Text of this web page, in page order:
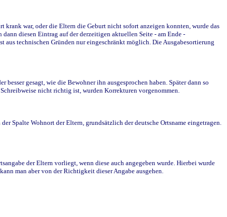
war, oder die Eltern die Geburt nicht sofort anzeigen konnten, wurde das
diesen Eintrag auf der derzeitigen aktuellen Seite - am Ende -
technischen Gründen nur eingeschränkt möglich. Die Ausgabesortierung
gesagt, wie die Bewohner ihn ausgesprochen haben. Später dann so
nicht richtig ist, wurden Korrekturen vorgenommen.
Spalte Wohnort der Eltern, grundsätzlich der deutsche Ortsname eingetragen.
der Eltern vorliegt, wenn diese auch angegeben wurde. Hierbei wurde
man aber von der Richtigkeit dieser Angabe ausgehen.